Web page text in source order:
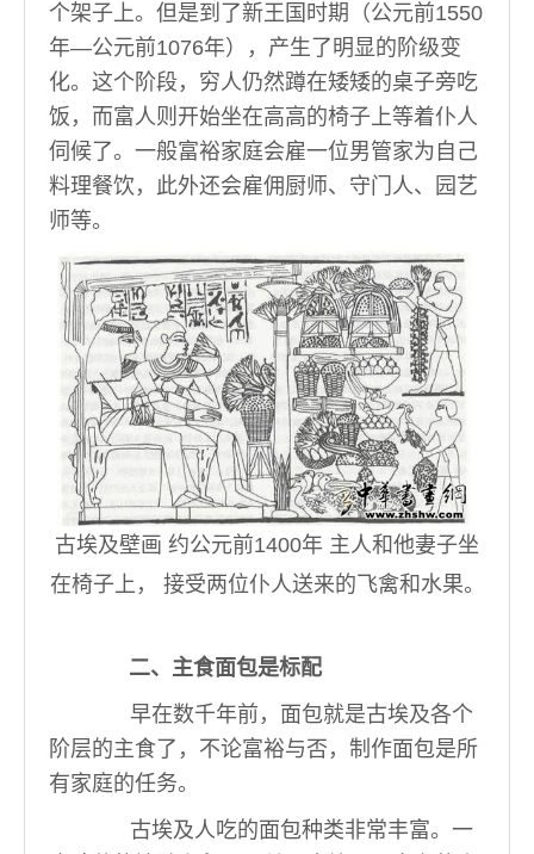
个架子上。但是到了新王国时期（公元前1550
年—公元前1076年），产生了明显的阶级变
化。这个阶段，穷人仍然蹲在矮矮的桌子旁吃
饭，而富人则开始坐在高高的椅子上等着仆人
伺候了。一般富裕家庭会雇一位男管家为自己
料理餐饮，此外还会雇佣厨师、守门人、园艺
师等。
古埃及壁画 约公元前1400年 主人和他妻子坐
在椅子上， 接受两位仆人送来的飞禽和水果。
二、主食面包是标配
早在数千年前，面包就是古埃及各个
阶层的主食了，不论富裕与否，制作面包是所
有家庭的任务。
古埃及人吃的面包种类非常丰富。一